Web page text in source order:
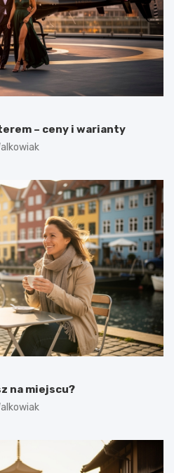
– ceny i warianty
na miejscu?